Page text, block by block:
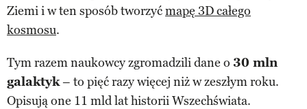
Ziemi i w ten sposób tworzyćmapę 3D całego
kosmosu.
Tym razem naukowcy zgromadzili dane o 30 mln
galaktyk– to pięć razy więcej niż w zeszłym roku.
Opisują one 11 mld lat historii Wszechświata.